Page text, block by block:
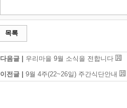
목록
다음글 | 우리마을 9월 소식을 전합니다
이전글 | 9월 4주(22~26일) 주간식단안내